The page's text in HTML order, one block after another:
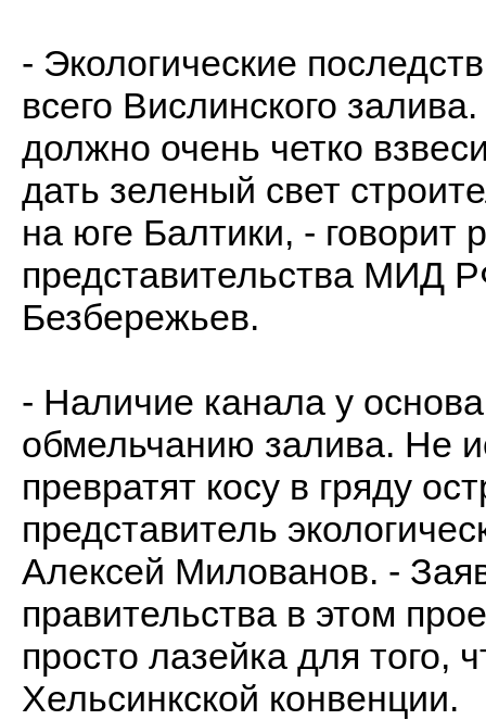
- Экологические
всего Вислинского
должно очень четко
дать зеленый свет
на юге Балтики, - говорит
представительства МИД
Безбережьев.
- Наличие канала у
обмельчанию залива. Не
превратят косу в гряду
представитель
Алексей Милованов. -
правительства в этом
просто лазейка для того,
Хельсинкской конвенции.